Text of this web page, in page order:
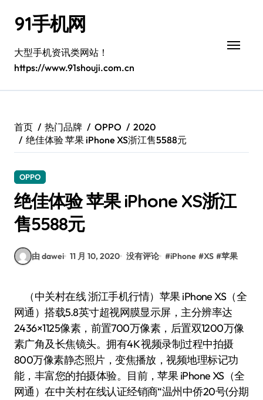
91手机网
大型手机资讯类网站！
https://www.91shouji.com.cn
首页 热门品牌 OPPO
2020
绝佳体验 苹果 iPhone XS浙江售5588元
OPPO
绝佳体验 苹果 iPhone XS浙江
售5588元
由 dawei 11 月 10, 2020 没有评论 #iPhone #XS #苹果
（中关村在线 浙江手机行情）苹果 iPhone XS（全
网通）搭载5.8英寸超视网膜显示屏，主分辨率达
2436×1125像素，前置700万像素，后置双1200万像
素广角及长焦镜头。拥有4K 视频录制过程中拍摄
800万像素静态照片，变焦播放，视频地理标记功
能，丰富您的拍摄体验。目前，苹果 iPhone XS（全
网通）在中关村在线认证经销商“温州中侨20号(分期